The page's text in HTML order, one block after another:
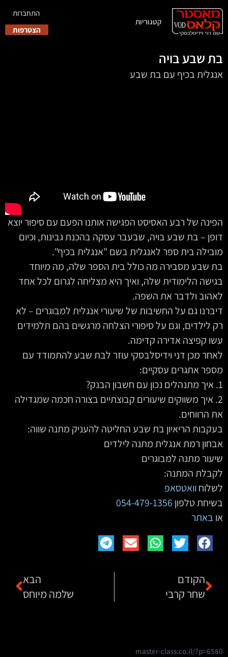
קטגוריות
התחברות
הצטרפות
בת שבע בויה
אנגלית בכיף עם בת שבע
הפינה של רבע האסיסט הפגישה אותנו הפעם עם סיפור יוצא
דופן – בת שבע בויה, שבעבר עסקה בהכנת גבינות, וכיום
מובילה בית ספר לאנגלית בשם "אנגלית בכיף".
בת שבע מסבירה מה כולל בית הספר שלה, מה מיוחד
בגישה הלימודית שלה, ואיך היא מצליחה לגרום לכל אחד
לאהוב ולדבר את השפה.
דיברנו גם על החשיבות של שיעורי אנגלית למבוגרים – לא
רק לילדים, וגם על סיפורי הצלחה מרגשים בהם תלמידים
עשו קפיצה אדירה קדימה.
לאחר מכן דני וידיסלבסקי עוזר לבת שבע להתמודד עם
מספר אתגרים עסקיים:
1. איך מתנהלים נכון עם חשבון הבנק?
2. איך משווקים שיעורים קבוצתיים בצורה חכמה שמגדילה
את הרווחים.
בעקבות הריאיון בת שבע החליטה להעניק מתנה שווה:
אבחון רמת אנגלית מתנה לילדים
שיעור מתנה למבוגרים
לקבלת המתנה:
לשלוח וואטסאפ
בשיחת טלפון 054-479-1356
או באתר
הקודם
שחר קרבי
הבא
שלמה מיוחס
master-class.co.il/?p=6580